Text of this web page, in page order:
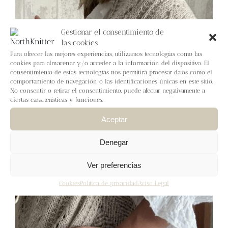
Gestionar el consentimiento de
las cookies
Para ofrecer las mejores experiencias, utilizamos tecnologías como las
cookies para almacenar y/o acceder a la información del dispositivo. El
consentimiento de estas tecnologías nos permitirá procesar datos como el
comportamiento de navegación o las identificaciones únicas en este sitio.
No consentir o retirar el consentimiento, puede afectar negativamente a
ciertas características y funciones.
Aceptar
Denegar
Ver preferencias
CookiesPolítica de privacidad Aviso Legal
Blog
Contacto
Newsletter
Carrito